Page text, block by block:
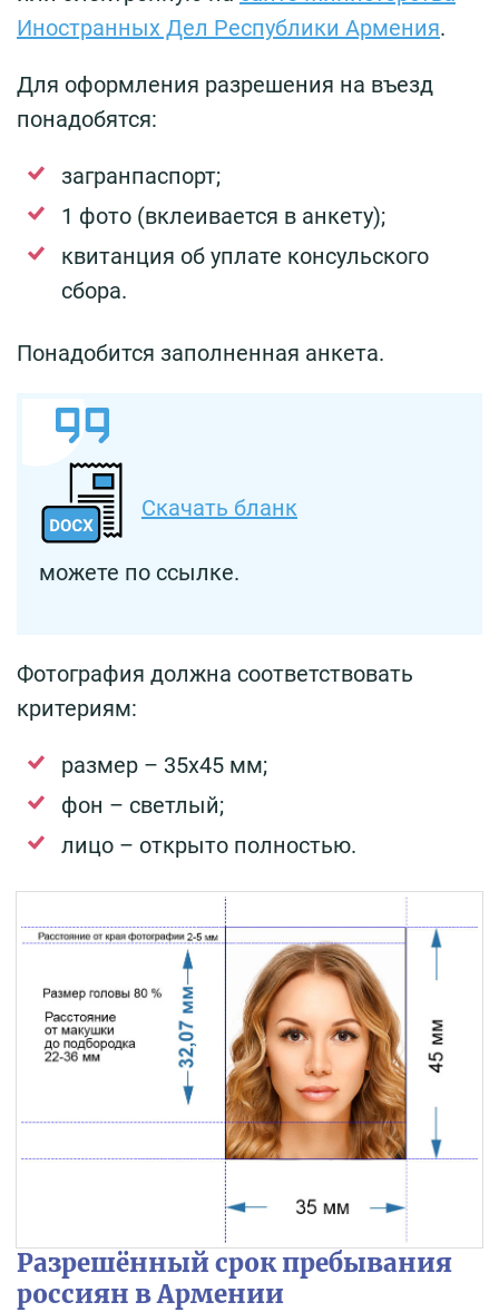
Иностранных Дел Республики Армения.
Для оформления разрешения на въезд
понадобятся:
загранпаспорт;
1 фото (вклеивается в анкету);
квитанция об уплате консульского
сбора.
Понадобится заполненная анкета.
Скачать бланк
можете по ссылке.
Фотография должна соответствовать
критериям:
размер – 35х45 мм;
фон – светлый;
лицо – открыто полностью.
Разрешённый срок пребывания
россиян в Армении